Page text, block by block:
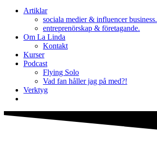
Artiklar
sociala medier & influencer business.
entreprenörskap & företagande.
Om La Linda
Kontakt
Kurser
Podcast
Flying Solo
Vad fan håller jag på med?!
Verktyg